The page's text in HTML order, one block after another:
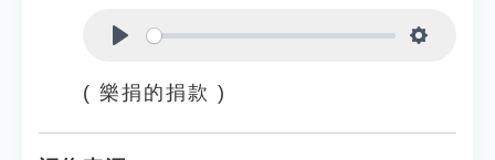
( 樂捐的捐款 )